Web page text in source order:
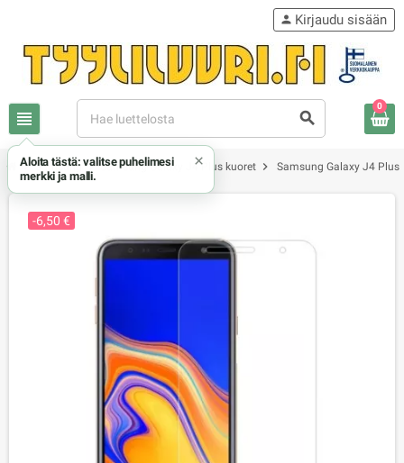
view_headline search
person Kirjaudu sisään
0
chevron_rightSamsung chevron_rightSamsung Galaxy J4 Plus kuoret chevron_right Samsung Galaxy J4 Plus
-6,50 €
Aloita tästä: valitse puhelimesi
merkki ja malli.
×